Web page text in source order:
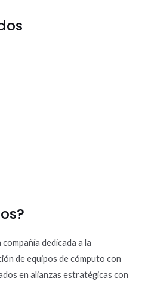
compañía dedicada a la
de equipos de cómputo con
en alianzas estratégicas con